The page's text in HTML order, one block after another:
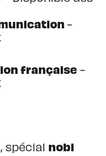
-
française -
spécial nobi